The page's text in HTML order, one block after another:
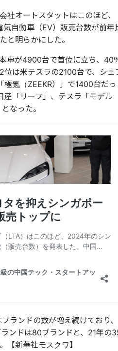
社オートスタットはこのほど、
自動車（EV）販売台数が前年
と明らかにした。
車が4900台で首位に立ち、40
位は米テスラの2100台で、シェ
極氪（ZEEKR）」で1400台だっ
産「リーフ」、テスラ「モデル
なった。
ランドの数が増え続けており、
ンドは80ブランドと、21年の
【新華社モスクワ】